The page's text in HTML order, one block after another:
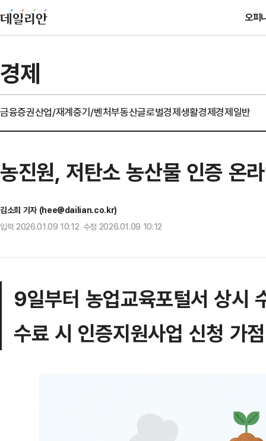
오피
경제
금융증권산업/재계중기/벤처부동산글로벌경제생활경제경제일반
농진원, 저탄소 농산물 인증 온
김소희 기자 (hee@dailian.co.kr)
입력 2026.01.09 10:12 수정 2026.01.09 10:12
9일부터 농업교육포털서 상시
수료 시 인증지원사업 신청 가